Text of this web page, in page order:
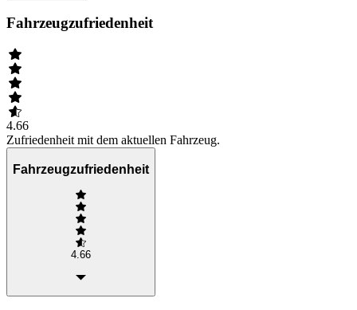
Fahrzeugzufriedenheit
4.66
Zufriedenheit mit dem aktuellen Fahrzeug.
Fahrzeugzufriedenheit
4.66